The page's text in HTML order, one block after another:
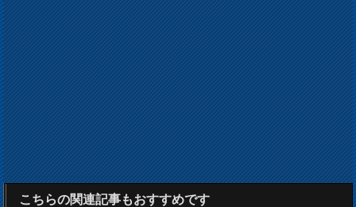
こちらの関連記事もおすすめです